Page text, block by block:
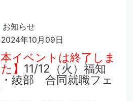
お知らせ
2024年10月09日
本イベントは終了しま
】 11/12（火）福知
綾部 合同就職フェ